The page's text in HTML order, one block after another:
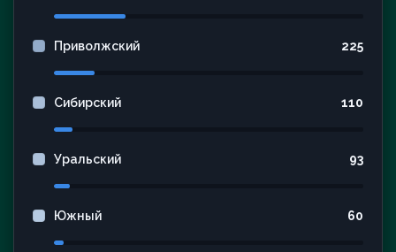
Приволжский 225
Сибирский 110
Уральский 93
Южный 60